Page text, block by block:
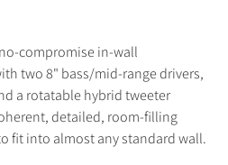
no-compromise in-wall
two 8" bass/mid-range drivers,
a rotatable hybrid tweeter
detailed, room-filling
fit into almost any standard wall.